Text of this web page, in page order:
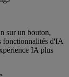
sur un bouton,
fonctionnalités d'IA
IA plus